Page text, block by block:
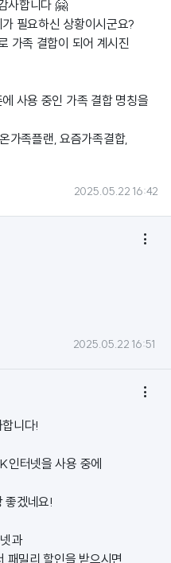
사합니다 🤗
필요하신 상황이시군요?
가족 결합이 되어 계시진
사용 중인 가족 결합 명칭을
가족플랜, 요즘가족결합,
2025.05.22 16:42

2025.05.22 16:51

니다!
인터넷을 사용 중에
좋겠네요!
과
패밀리 할인을 받으시면